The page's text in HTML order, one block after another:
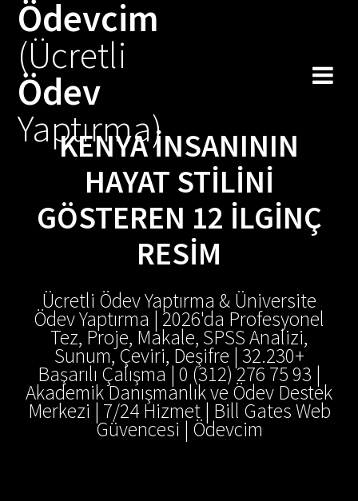
Ödevcim
(Ücretli
Ödev
Yaptırma)
KENYA İNSANININ
HAYAT STILINI
GÖSTEREN 12 İLGINÇ
RESIM
Ücretli Ödev Yaptırma & Üniversite
Ödev Yaptırma | 2026'da Profesyonel
Tez, Proje, Makale, SPSS Analizi,
Sunum, Çeviri, Deşifre | 32.230+
Başarılı Çalışma | 0 (312) 276 75 93 |
Akademik Danışmanlık ve Ödev Destek
Merkezi | 7/24 Hizmet | Bill Gates Web
Güvencesi | Ödevcim